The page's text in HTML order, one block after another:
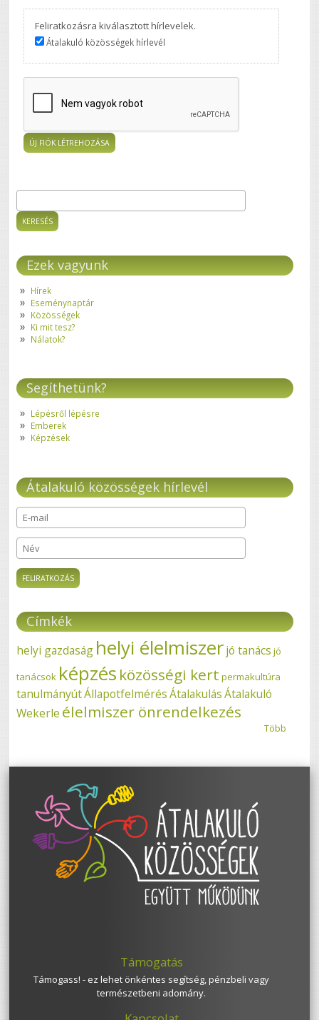
Feliratkozásra kiválasztott hírlevelek.
Átalakuló közösségek hírlevél
Keresés űrlap
Ezek vagyunk
Hírek
Eseménynaptár
Közösségek
Ki mit tesz?
Nálatok?
Segíthetünk?
Lépésről lépésre
Emberek
Képzések
Átalakuló közösségek hírlevél
E-mail*
Név
Címkék
helyi gazdaság helyi élelmiszerjó tanács jó
tanácsok képzés közösségi kert permakultúra
tanulmányútÁllapotfelmérés Átalakulás Átalakuló
Wekerle élelmiszer önrendelkezés
Több
Támogatás
Támogass! - ez lehet önkéntes segítség, pénzbeli vagy
természetbeni adomány.